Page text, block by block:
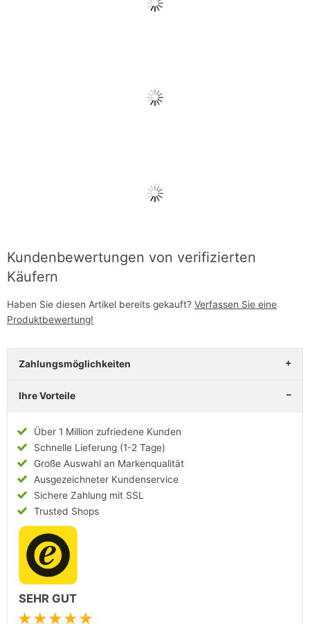
Kundenbewertungen von verifizierten
Käufern
Haben Sie diesen Artikel bereits gekauft? Verfassen Sie eine
Produktbewertung!
Zahlungsmöglichkeiten
Ihre Vorteile
Über 1 Million zufriedene Kunden
Schnelle Lieferung (1-2 Tage)
Große Auswahl an Markenqualität
Ausgezeichneter Kundenservice
Sichere Zahlung mit SSL
Trusted Shops
SEHR GUT
★★★★★